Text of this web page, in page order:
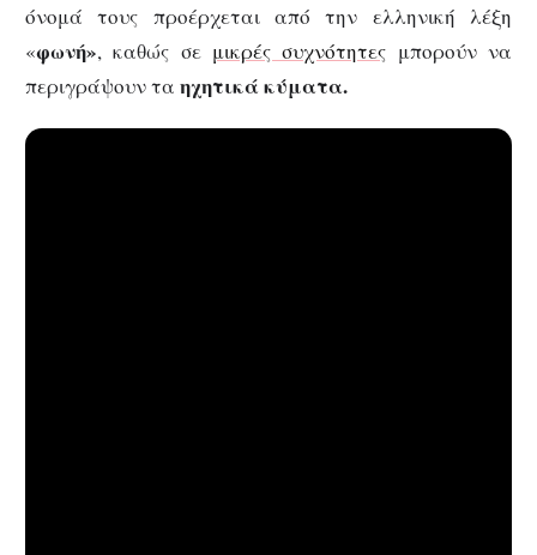
όνομά τους προέρχεται από την ελληνική λέξη
«φωνή», καθώς σε μικρές συχνότητες μπορούν να
περιγράψουν τα ηχητικά κύματα.